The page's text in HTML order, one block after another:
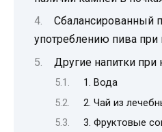
Сбалансированный
употреблению пива при
Другие напитки при
1. Вода
2. Чай из
3. Фруктовые